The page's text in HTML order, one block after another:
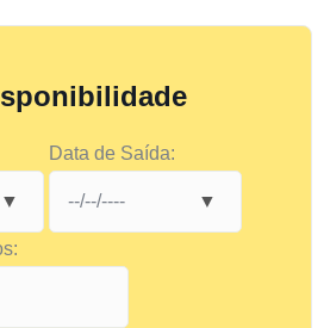
Data de Saída: